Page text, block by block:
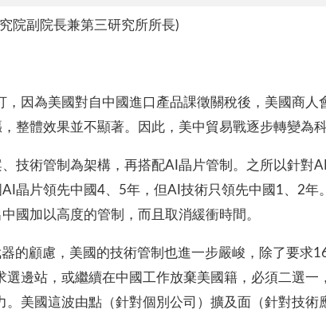
院副院長兼第三研究所所長)
，因為美國對自中國進口產品課徵關稅後，美國商人
整體效果並不顯著。因此，美中貿易戰逐步轉變為科
技術管制為架構，再搭配AI晶片管制。之所以針對
晶片領先中國4、5年，但AI技術只領先中國1、2年
國加以高度的管制，而且取消緩衝時間。
的顧慮，美國的技術管制也進一步嚴峻，除了要求
邊站，或繼續在中國工作放棄美國籍，必須二選一
美國這波由點（針對個別公司）擴及面（針對技術